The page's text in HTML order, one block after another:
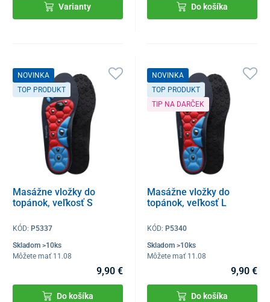
Varianty Do košíka
NOVINKA
TOP PRODUKT
Masážne vložky do
topánok, veľkosť S
KÓD: P5337
Skladom >10ks
Môžete mať 11.08
9,90 €
Do košíka
NOVINKA
TOP PRODUKT
TIP NA DARČEK
Masážne vložky do
topánok, veľkosť L
KÓD:P5340
Skladom >10ks
Môžete mať 11.08
9,90 €
Do košíka